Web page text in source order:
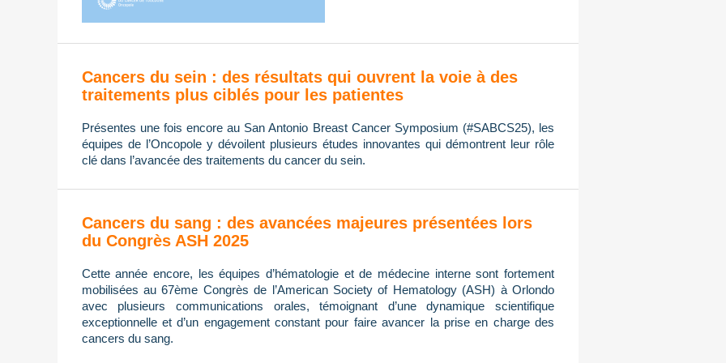
Cancers du sein : des résultats qui ouvrent la voie à des
traitements plus ciblés pour les patientes
Présentes une fois encore au San Antonio Breast Cancer Symposium (#SABCS25), les
équipes de l’Oncopole y dévoilent plusieurs études innovantes qui démontrent leur rôle
clé dans l’avancée des traitements du cancer du sein.
Cancers du sang : des avancées majeures présentées lors
du Congrès ASH 2025
Cette année encore, les équipes d’hématologie et de médecine interne sont fortement
mobilisées au 67ème Congrès de l’American Society of Hematology (ASH) à Orlondo
avec plusieurs communications orales, témoignant d’une dynamique scientifique
exceptionnelle et d’un engagement constant pour faire avancer la prise en charge des
cancers du sang.